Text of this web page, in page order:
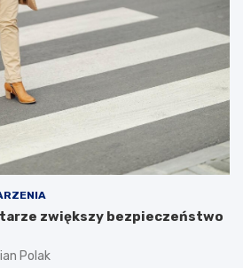
zwiększy bezpieczeństwo
Polak